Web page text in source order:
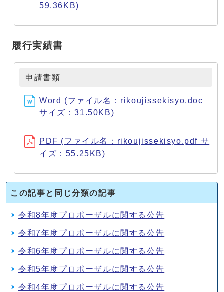
59.36KB)
履行実績書
申請書類
Word (ファイル名：rikoujissekisyo.doc
サイズ：31.50KB)
PDF (ファイル名：rikoujissekisyo.pdf サ
イズ：55.25KB)
この記事と同じ分類の記事
令和8年度プロポーザルに関する公告
令和7年度プロポーザルに関する公告
令和6年度プロポーザルに関する公告
令和5年度プロポーザルに関する公告
令和4年度プロポーザルに関する公告